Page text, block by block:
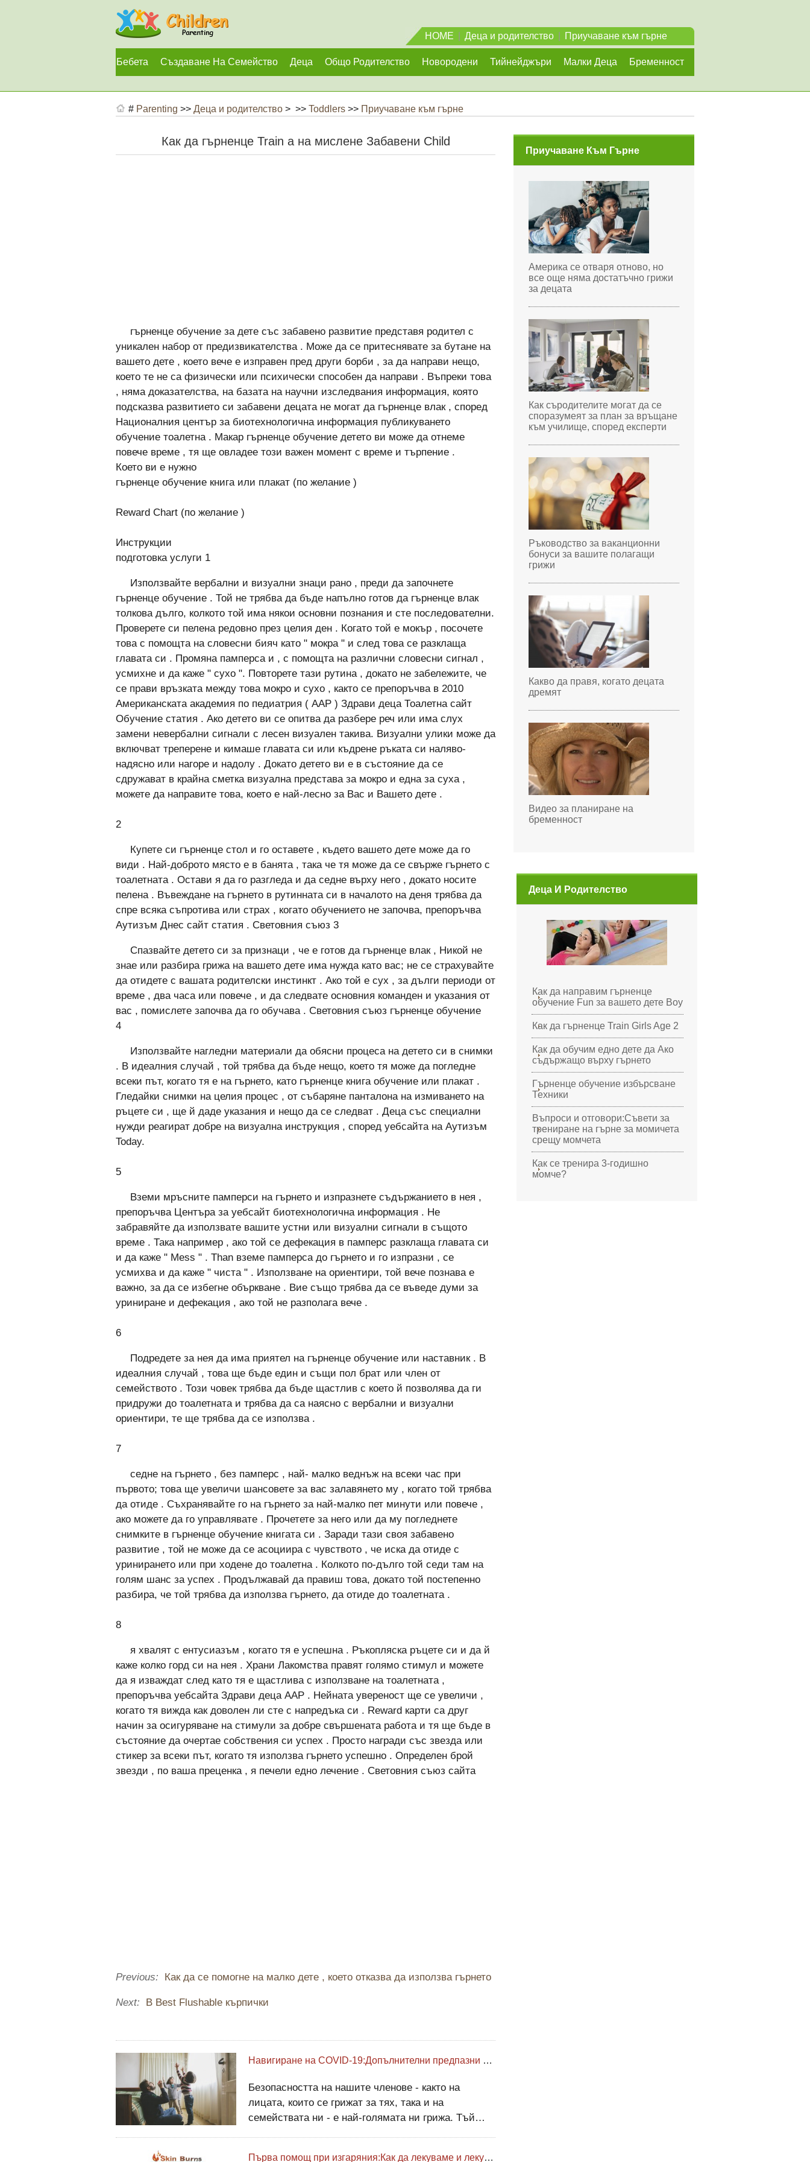
HOME Деца и родителство Приучаване към гърне
Бебета Създаване На Семейство Деца Общо Родителство Новородени Тийнейджъри Малки Деца Бременност
# Parenting >> Деца и родителство > >> Toddlers >> Приучаване към гърне
Как да гърненце Train а на мислене Забавени Child
гърненце обучение за дете със забавено развитие представя родител с
уникален набор от предизвикателства . Може да се притеснявате за бутане на
вашето дете , което вече е изправен пред други борби , за да направи нещо,
което те не са физически или психически способен да направи . Въпреки това
, няма доказателства, на базата на научни изследвания информация, която
подсказва развитието си забавени децата не могат да гърненце влак , според
Националния център за биотехнологична информация публикуването
обучение тоалетна . Макар гърненце обучение детето ви може да отнеме
повече време , тя ще овладее този важен момент с време и търпение .
Което ви е нужно
гърненце обучение книга или плакат (по желание )
Reward Chart (по желание )
Инструкции
подготовка услуги 1
Използвайте вербални и визуални знаци рано , преди да започнете
гърненце обучение . Той не трябва да бъде напълно готов да гърненце влак
толкова дълго, колкото той има някои основни познания и сте последователни.
Проверете си пелена редовно през целия ден . Когато той е мокър , посочете
това с помощта на словесни бияч като " мокра " и след това се разклаща
главата си . Промяна памперса и , с помощта на различни словесни сигнал ,
усмихне и да каже " сухо ". Повторете тази рутина , докато не забележите, че
се прави връзката между това мокро и сухо , както се препоръчва в 2010
Американската академия по педиатрия ( AAP ) Здрави деца Тоалетна сайт
Обучение статия . Ако детето ви се опитва да разбере реч или има слух
замени невербални сигнали с лесен визуален такива. Визуални улики може да
включват треперене и кимаше главата си или къдрене ръката си наляво-
надясно или нагоре и надолу . Докато детето ви е в състояние да се
сдружават в крайна сметка визуална представа за мокро и една за суха ,
можете да направите това, което е най-лесно за Вас и Вашето дете .
2
Купете си гърненце стол и го оставете , където вашето дете може да го
види . Най-доброто място е в банята , така че тя може да се свърже гърнето с
тоалетната . Остави я да го разгледа и да седне върху него , докато носите
пелена . Въвеждане на гърнето в рутинната си в началото на деня трябва да
спре всяка съпротива или страх , когато обучението не започва, препоръчва
Аутизъм Днес сайт статия . Световния съюз 3
Спазвайте детето си за признаци , че е готов да гърненце влак , Никой не
знае или разбира грижа на вашето дете има нужда като вас; не се страхувайте
да отидете с вашата родителски инстинкт . Ако той е сух , за дълги периоди от
време , два часа или повече , и да следвате основния команден и указания от
вас , помислете започва да го обучава . Световния съюз гърненце обучение
4
Използвайте нагледни материали да обясни процеса на детето си в снимки
. В идеалния случай , той трябва да бъде нещо, което тя може да погледне
всеки път, когато тя е на гърнето, като гърненце книга обучение или плакат .
Гледайки снимки на целия процес , от събаряне панталона на измиването на
ръцете си , ще й даде указания и нещо да се следват . Деца със специални
нужди реагират добре на визуална инструкция , според уебсайта на Аутизъм
Today.
5
Вземи мръсните памперси на гърнето и изпразнете съдържанието в нея ,
препоръчва Центъра за уебсайт биотехнологична информация . Не
забравяйте да използвате вашите устни или визуални сигнали в същото
време . Така например , ако той се дефекация в памперс разклаща главата си
и да каже " Mess " . Than вземе памперса до гърнето и го изпразни , се
усмихва и да каже " чиста " . Използване на ориентири, той вече познава е
важно, за да се избегне объркване . Вие също трябва да се въведе думи за
уриниране и дефекация , ако той не разполага вече .
6
Подредете за нея да има приятел на гърненце обучение или наставник . В
идеалния случай , това ще бъде един и същи пол брат или член от
семейството . Този човек трябва да бъде щастлив с което й позволява да ги
придружи до тоалетната и трябва да са наясно с вербални и визуални
ориентири, те ще трябва да се използва .
7
седне на гърнето , без памперс , най- малко веднъж на всеки час при
първото; това ще увеличи шансовете за вас залавянето му , когато той трябва
да отиде . Съхранявайте го на гърнето за най-малко пет минути или повече ,
ако можете да го управлявате . Прочетете за него или да му погледнете
снимките в гърненце обучение книгата си . Заради тази своя забавено
развитие , той не може да се асоциира с чувството , че иска да отиде с
уринирането или при ходене до тоалетна . Колкото по-дълго той седи там на
голям шанс за успех . Продължавай да правиш това, докато той постепенно
разбира, че той трябва да използва гърнето, да отиде до тоалетната .
8
я хвалят с ентусиазъм , когато тя е успешна . Ръкопляска ръцете си и да й
каже колко горд си на нея . Храни Лакомства правят голямо стимул и можете
да я изваждат след като тя е щастлива с използване на тоалетната ,
препоръчва уебсайта Здрави деца AAP . Нейната увереност ще се увеличи ,
когато тя вижда как доволен ли сте с напредъка си . Reward карти са друг
начин за осигуряване на стимули за добре свършената работа и тя ще бъде в
състояние да очертае собствения си успех . Просто награди със звезда или
стикер за всеки път, когато тя използва гърнето успешно . Определен брой
звезди , по ваша преценка , я печели едно лечение . Световния съюз сайта
Previous: Как да се помогне на малко дете , което отказва да използва гърнето
Next: В Best Flushable кърпички
Навигиране на COVID-19:Допълнителни предпазни мерки за семейства и лица, които се грижат за тях
Безопасността на нашите членове - както на
лицата, които се грижат за тях, така и на
семействата ни - е най-голямата ни грижа. Тъй
Първа помощ при изгаряния:Как да лекуваме и лекуваме всеки вид изгаряне
Приучаване Към Гърне
Америка се отваря отново, но
все още няма достатъчно грижи
за децата
Как съродителите могат да се
споразумеят за план за връщане
към училище, според експерти
Ръководство за ваканционни
бонуси за вашите полагащи
грижи
Какво да правя, когато децата
дремят
Видео за планиране на
бременност
Деца И Родителство
Как да направим гърненце
обучение Fun за вашето дете Boy
Как да гърненце Train Girls Age 2
Как да обучим едно дете да Ако
съдържащо върху гърнето
Гърненце обучение избърсване
Техники
Въпроси и отговори:Съвети за
трениране на гърне за момичета
срещу момчета
Как се тренира 3-годишно
момче?